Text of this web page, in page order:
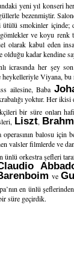
yeni yıl konseri
bezenmiştir.
ütülü smokinler içinde;
ve koyu renk
olarak kabul eden
kadar kendine
icrasında her şey
Viyana, bu
ailesine, Baba
yoktur. Her ikisi
bir süre onları
Liszt,
balosu için
valsler filmlerde ve
orkestra şefleri
ve
en ünlü
süre geçirdik.